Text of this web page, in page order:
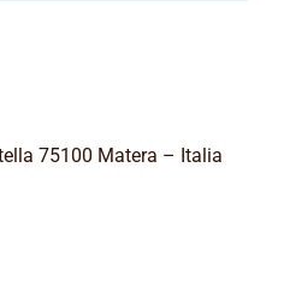
75100 Matera – Italia